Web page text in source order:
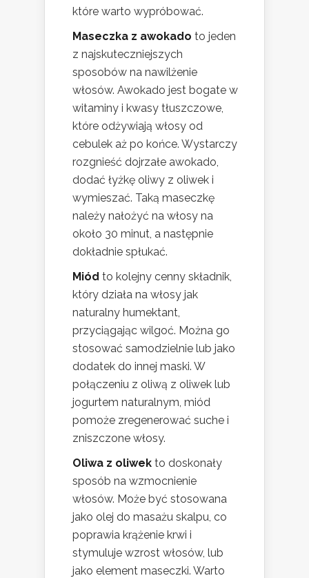
które warto wypróbować.
Maseczka z awokado to jeden
z najskuteczniejszych
sposobów na nawilżenie
włosów. Awokado jest bogate w
witaminy i kwasy tłuszczowe,
które odżywiają włosy od
cebulek aż po końce. Wystarczy
rozgnieść dojrzałe awokado,
dodać łyżkę oliwy z oliwek i
wymieszać. Taką maseczkę
należy nałożyć na włosy na
około 30 minut, a następnie
dokładnie spłukać.
Miód to kolejny cenny składnik,
który działa na włosy jak
naturalny humektant,
przyciągając wilgoć. Można go
stosować samodzielnie lub jako
dodatek do innej maski. W
połączeniu z oliwą z oliwek lub
jogurtem naturalnym, miód
pomoże zregenerować suche i
zniszczone włosy.
Oliwa z oliwek to doskonały
sposób na wzmocnienie
włosów. Może być stosowana
jako olej do masażu skalpu, co
poprawia krążenie krwi i
stymuluje wzrost włosów, lub
jako element maseczki. Warto